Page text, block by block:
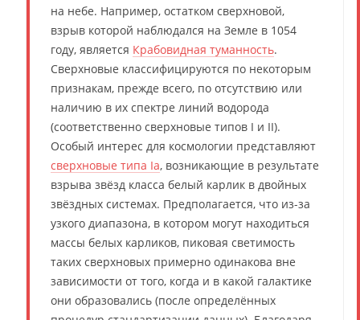
на небе. Например, остатком сверхновой,
взрыв которой наблюдался на Земле в 1054
году, является Крабовидная туманность.
Сверхновые классифицируются по некоторым
признакам, прежде всего, по отсутствию или
наличию в их спектре линий водорода
(соответственно сверхновые типов I и II).
Особый интерес для космологии представляют
сверхновые типа Ia, возникающие в результате
взрыва звёзд класса белый карлик в двойных
звёздных системах. Предполагается, что из-за
узкого диапазона, в котором могут находиться
массы белых карликов, пиковая светимость
таких сверхновых примерно одинакова вне
зависимости от того, когда и в какой галактике
они образовались (после определённых